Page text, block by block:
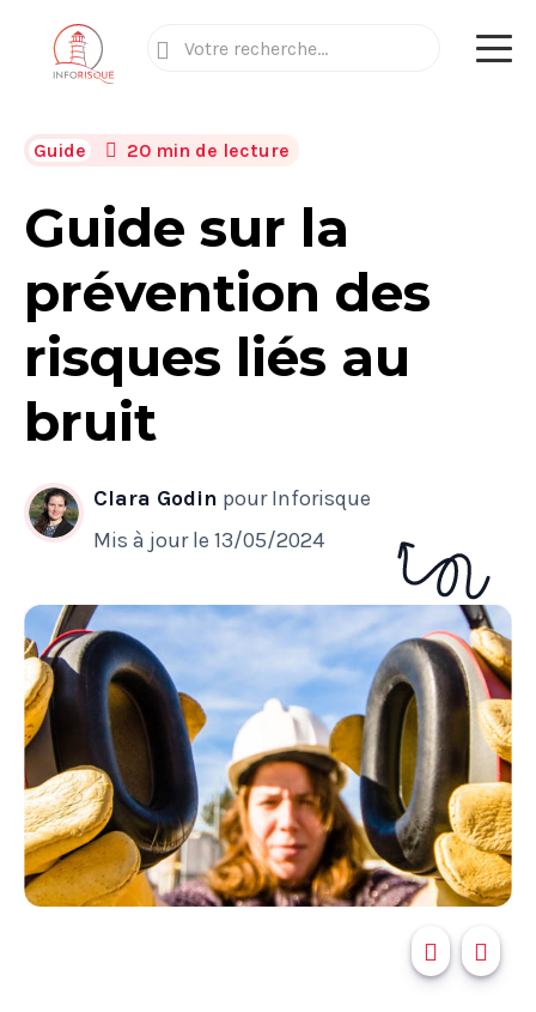
Guide 20 min de lecture
Guide sur la
prévention des
risques liés au
bruit​
Clara Godin pour Inforisque
Mis à jour le 13/05/2024